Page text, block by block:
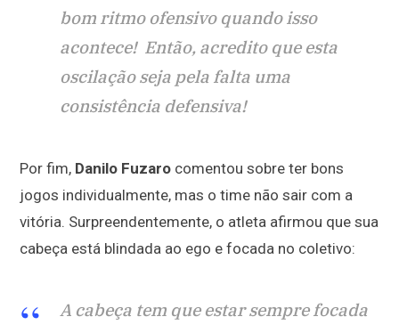
bom ritmo ofensivo quando isso
acontece! Então, acredito que esta
oscilação seja pela falta uma
consistência defensiva!
Por fim, Danilo Fuzaro comentou sobre ter bons
jogos individualmente, mas o time não sair com a
vitória. Surpreendentemente, o atleta afirmou que sua
cabeça está blindada ao ego e focada no coletivo:
A cabeça tem que estar sempre focada